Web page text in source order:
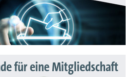
für eine Mitgliedschaft